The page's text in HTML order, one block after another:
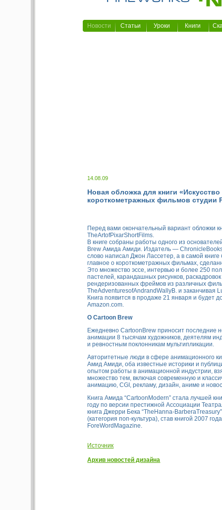
Новости Статьи Уроки Книги
14.08.09
Новая обложка для книги «Искусство
короткометражных фильмов студии
Перед вами окончательный вариант обложки
TheArtofPixarShortFilms.
В книге собраны работы одного из
Brew Амида Амиди. Издатель —
слово написал Джон Лассетер, а в самой книге
главное о короткометражных фильмах,
Это множество эссе, интервью и более 250
пастелей, карандашных рисунков,
рендеризованных фреймов из различных
TheAdventuresofAndrandWallyB. и заканчивая
Книга появится в продаже 21 января и будет
Amazon.com.
О Cartoon Brew
Ежедневно CartoonBrew приносит последние
анимации 8 тысячам художников, деятелям
и ревностным поклонникам мультипликации.
Авторитетные люди в сфере анимационного
Амид Амиди, оба известные историки и
опытом работы в анимационной индустрии,
множество тем, включая современную и
анимацию, CGI, рекламу, дизайн, аниме и
Книга Амида “CartoonModern” стала лучшей
году по версии престижной Ассоциации
книга Джерри Бека “TheHanna-
(категория поп-культура), став книгой 2007
ForeWordMagazine.
Источник
Архив новостей дизайна